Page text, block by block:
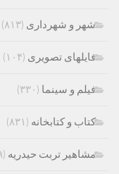
شهر و شهرداری (۸۱۳)
فایلهای تصویری (۱۰۴)
فیلم و سینما (۳۳۰)
کتاب و کتابخانه (۸۳۱)
مشاهیر تربت حیدریه (۵۷۹)